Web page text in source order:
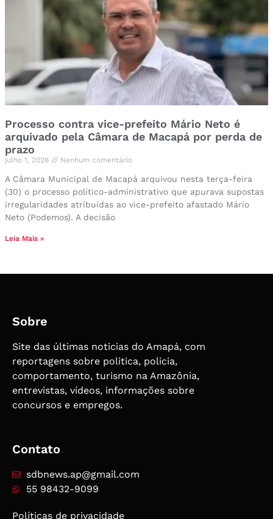
Processo contra vice-prefeito Mário Neto é
arquivado pela Câmara de Macapá por perda de
prazo
julho 1, 2026 Nenhum comentário
A Câmara Municipal de Macapá arquivou nesta terça-feira
(30) o processo político-administrativo que apurava supostas
irregularidades atribuídas ao vice-prefeito afastado Mário
Neto (Podemos). A decisão
Leia Mais »
Sobre
Site das últimas noticias do Amapá, com
reportagens sobre politica, policia,
comportamento, turismo na Amazônia,
entrevistas, vídeos, informações sobre
concursos e empregos.
Contato
sdbnews.ap@gmail.com
55 98432-9099
Políticas de privacidade